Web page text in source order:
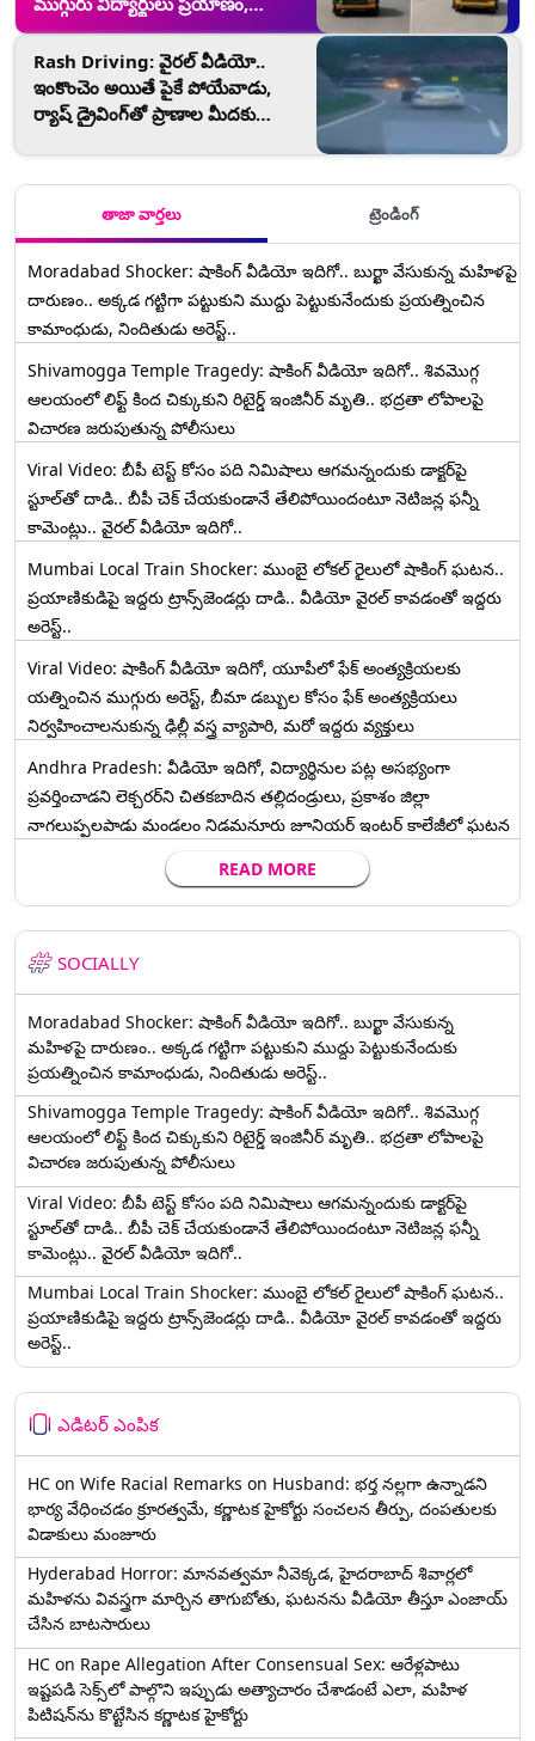
ఆటోవాలాపై కేసు నమోదు చేసిన యూపీ
పోలీసులు
Rash Driving: వైరల్ వీడియో..
ఇంకొంచెం అయితే పైకే పోయేవాడు,
ర్యాష్ డ్రైవింగ్‌తో ప్రాణాల మీదకు
తాజా వార్తలు ట్రెండింగ్
Moradabad Shocker: షాకింగ్ వీడియో ఇదిగో.. బుర్ఖా వేసుకున్న మహిళపై
దారుణం.. అక్కడ గట్టిగా పట్టుకుని ముద్దు పెట్టుకునేందుకు ప్రయత్నించిన
కామాంధుడు, నిందితుడు అరెస్ట్..
Shivamogga Temple Tragedy: షాకింగ్ వీడియో ఇదిగో.. శివమొగ్గ
ఆలయంలో లిఫ్ట్ కింద చిక్కుకుని రిటైర్డ్ ఇంజినీర్ మృతి.. భద్రతా లోపాలపై
విచారణ జరుపుతున్న పోలీసులు
Viral Video: బీపీ టెస్ట్‌ కోసం పది నిమిషాలు ఆగమన్నందుకు డాక్టర్‌పై
స్టూల్‌తో దాడి.. బీపీ చెక్ చేయకుండానే తేలిపోయిందంటూ నెటిజన్ల ఫన్నీ
కామెంట్లు.. వైరల్ వీడియో ఇదిగో..
Mumbai Local Train Shocker: ముంబై లోకల్ రైలులో షాకింగ్ ఘటన..
ప్రయాణికుడిపై ఇద్దరు ట్రాన్స్‌జెండర్లు దాడి.. వీడియో వైరల్ కావడంతో ఇద్దరు
అరెస్ట్..
Viral Video: షాకింగ్ వీడియో ఇదిగో, యూపీలో ఫేక్ అంత్యక్రియలకు
యత్నించిన ముగ్గురు అరెస్ట్, బీమా డబ్బుల కోసం ఫేక్ అంత్యక్రియలు
నిర్వహించాలనుకున్న ఢిల్లీ వస్త్ర వ్యాపారి, మరో ఇద్దరు వ్యక్తులు
Andhra Pradesh: వీడియో ఇదిగో, విద్యార్థినుల పట్ల అసభ్యంగా
ప్రవర్తించాడని లెక్చ‌ర‌ర్‌ని చిత‌క‌బాదిన త‌ల్లిదండ్రులు, ప్రకాశం జిల్లా
నాగలుప్పలపాడు మండలం నిడమనూరు జూనియర్ ఇంటర్ కాలేజీలో ఘటన
READ MORE
SOCIALLY
Moradabad Shocker: షాకింగ్ వీడియో ఇదిగో.. బుర్ఖా వేసుకున్న
మహిళపై దారుణం.. అక్కడ గట్టిగా పట్టుకుని ముద్దు పెట్టుకునేందుకు
ప్రయత్నించిన కామాంధుడు, నిందితుడు అరెస్ట్..
Shivamogga Temple Tragedy: షాకింగ్ వీడియో ఇదిగో.. శివమొగ్గ
ఆలయంలో లిఫ్ట్ కింద చిక్కుకుని రిటైర్డ్ ఇంజినీర్ మృతి.. భద్రతా లోపాలపై
విచారణ జరుపుతున్న పోలీసులు
Viral Video: బీపీ టెస్ట్‌ కోసం పది నిమిషాలు ఆగమన్నందుకు డాక్టర్‌పై
స్టూల్‌తో దాడి.. బీపీ చెక్ చేయకుండానే తేలిపోయిందంటూ నెటిజన్ల ఫన్నీ
కామెంట్లు.. వైరల్ వీడియో ఇదిగో..
Mumbai Local Train Shocker: ముంబై లోకల్ రైలులో షాకింగ్ ఘటన..
ప్రయాణికుడిపై ఇద్దరు ట్రాన్స్‌జెండర్లు దాడి.. వీడియో వైరల్ కావడంతో ఇద్దరు
అరెస్ట్..
ఎడిటర్ ఎంపిక
HC on Wife Racial Remarks on Husband: భర్త న‌ల్ల‌గా ఉన్నాడ‌ని
భార్య వేధించ‌డం క్రూర‌త్వ‌మే, కర్ణాటక హైకోర్టు సంచలన తీర్పు, దంపతులకు
విడాకులు మంజూరు
Hyderabad Horror: మానవత్వమా నీవెక్కడ, హైదరాబాద్ శివార్లలో
మహిళను వివస్త్రగా మార్చిన తాగుబోతు, ఘటనను వీడియో తీస్తూ ఎంజాయ్
చేసిన బాటసారులు
HC on Rape Allegation After Consensual Sex: ఆరేళ్లపాటు
ఇష్టపడి సెక్స్‌లో పాల్గొని ఇప్పుడు అత్యాచారం చేశాడంటే ఎలా, మహిళ
పిటిషన్‌ను కొట్టేసిన కర్ణాటక హైకోర్టు